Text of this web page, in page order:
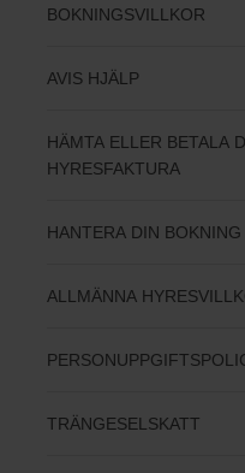
BOKNINGSVILLKOR
AVIS HJÄLP
HÄMTA ELLER BETALA
HYRESFAKTURA
HANTERA DIN BOKNING
ALLMÄNNA
TRÄNGESELSKATT